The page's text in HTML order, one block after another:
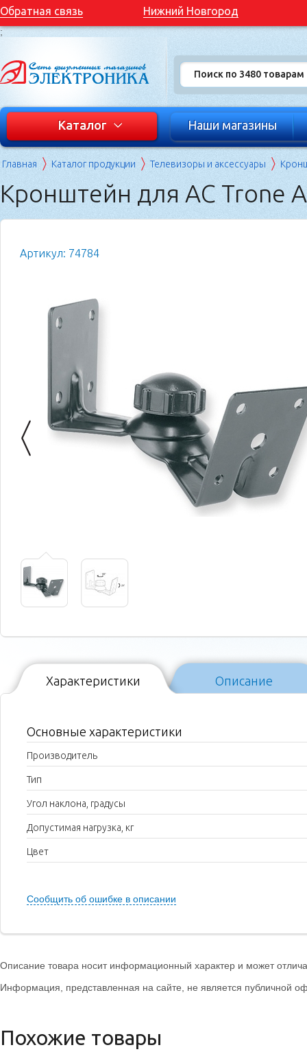
Обратная связь Нижний Новгород
;
Каталог Наши магазины
Главная Каталог продукции Телевизоры и аксессуары
Кронштейн для АС Trone
Артикул: 74784
Характеристики Описание
Основные характеристики
Производитель
Тип
Угол наклона, градусы
Допустимая нагрузка, кг
Цвет
Сообщить об ошибке в описании
Описание товара носит информационный характер и может
Информация, представленная на сайте, не является публичной
Похожие товары